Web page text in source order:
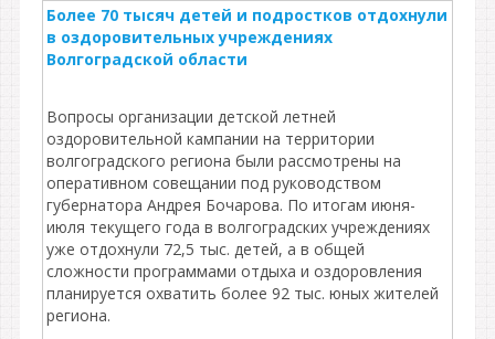
Более 70 тысяч детей и подростков отдохнули
в оздоровительных учреждениях
Волгоградской области
Вопросы организации детской летней
оздоровительной кампании на территории
волгоградского региона были рассмотрены на
оперативном совещании под руководством
губернатора Андрея Бочарова. По итогам июня-
июля текущего года в волгоградских учреждениях
уже отдохнули 72,5 тыс. детей, а в общей
сложности программами отдыха и оздоровления
планируется охватить более 92 тыс. юных жителей
региона.